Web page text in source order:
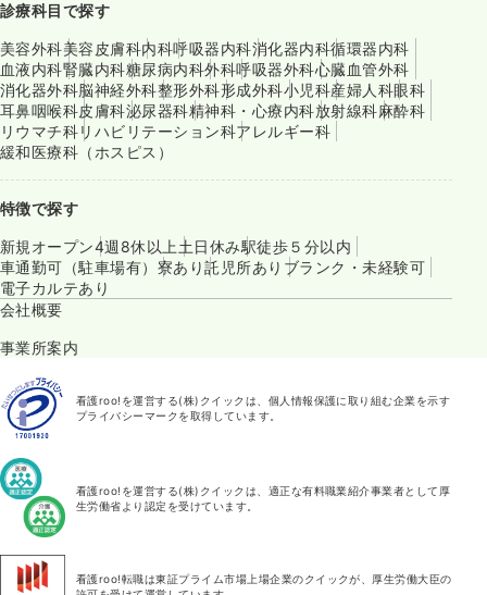
診療科目で探す
美容外科美容皮膚科内科呼吸器内科消化器内科循環器内科
血液内科腎臓内科糖尿病内科外科呼吸器外科心臓血管外科
消化器外科脳神経外科整形外科形成外科小児科産婦人科眼科
耳鼻咽喉科皮膚科泌尿器科精神科・心療内科放射線科麻酔科
リウマチ科リハビリテーション科アレルギー科
緩和医療科（ホスピス）
特徴で探す
新規オープン4週8休以上 土日休み駅徒歩５分以内
車通勤可（駐車場有） 寮あり託児所あり ブランク・未経験可
電子カルテあり
会社概要
事業所案内
看護roo!を運営する(株)クイックは、個人情報保護に取り組む企業を示す
プライバシーマークを取得しています。
看護roo!を運営する(株)クイックは、適正な有料職業紹介事業者として厚
生労働省より認定を受けています。
看護roo!転職は東証プライム市場上場企業のクイックが、厚生労働大臣の